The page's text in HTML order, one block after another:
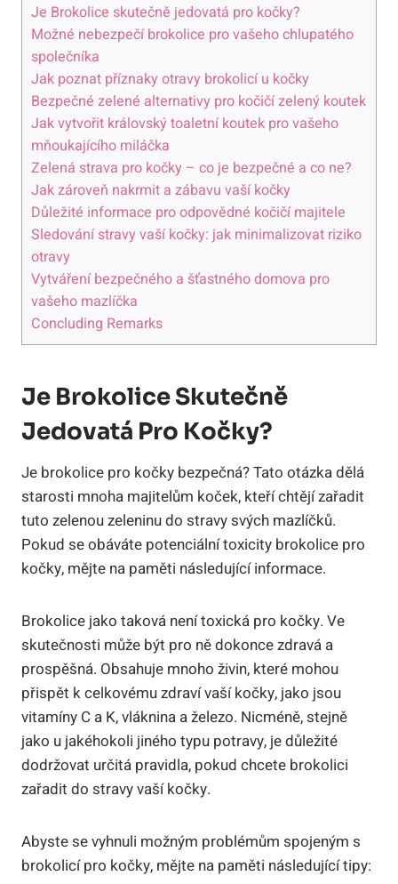
Je Brokolice skutečně jedovatá pro kočky?
Možné nebezpečí brokolice pro vašeho chlupatého
společníka
Jak poznat příznaky otravy brokolicí u kočky
Bezpečné zelené alternativy pro kočičí zelený koutek
Jak vytvořit královský toaletní koutek pro vašeho
mňoukajícího miláčka
Zelená strava pro kočky – co je bezpečné a co ne?
Jak zároveň nakrmit a zábavu vaší kočky
Důležité informace pro odpovědné kočičí majitele
Sledování stravy vaší kočky: jak minimalizovat riziko
otravy
Vytváření bezpečného a šťastného domova pro
vašeho mazlíčka
Concluding Remarks
Je Brokolice Skutečně
Jedovatá Pro Kočky?
Je brokolice pro kočky bezpečná? Tato otázka dělá
starosti mnoha majitelům koček, kteří chtějí zařadit
tuto zelenou zeleninu do stravy svých mazlíčků.
Pokud se obáváte potenciální toxicity brokolice pro
kočky, mějte na paměti následující informace.
Brokolice jako taková není toxická pro kočky. Ve
skutečnosti může být pro ně dokonce zdravá a
prospěšná. Obsahuje mnoho živin, které mohou
přispět k celkovému zdraví vaší kočky, jako jsou
vitamíny C a K, vláknina a železo. Nicméně, stejně
jako u jakéhokoli jiného typu potravy, je důležité
dodržovat určitá pravidla, pokud chcete brokolici
zařadit do stravy vaší kočky.
Abyste se vyhnuli možným problémům spojeným s
brokolicí pro kočky, mějte na paměti následující tipy: